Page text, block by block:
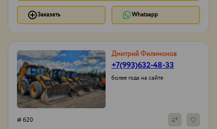
Заказать Whatsapp
Дмитрий Филимонов
+7(993)632-48-33
более года на сайте
# 620